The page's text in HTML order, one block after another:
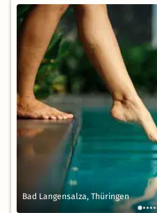
Bad Langensalza, Thüringen